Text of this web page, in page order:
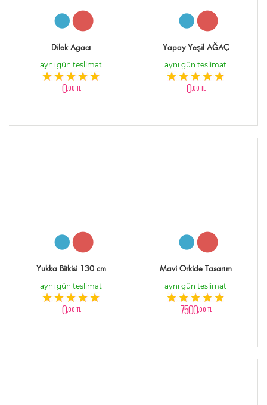
Dilek Agacı
aynı gün teslimat
0,00 TL
Yapay Yeşil AĞAÇ
aynı gün teslimat
0,00 TL
Yukka Bitkisi 130 cm
aynı gün teslimat
0,00 TL
Mavi Orkide Tasarım
aynı gün teslimat
7500,00 TL